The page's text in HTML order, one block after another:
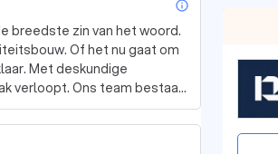
breedste zin van het woord.
Of het nu gaat om
Met deskundige
verloopt. Ons team bestaat
we u optimaal kunnen